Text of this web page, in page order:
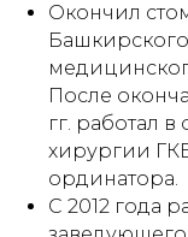
Окончил
После
гг. работал
хирургии
ординатора.
С 2012 года